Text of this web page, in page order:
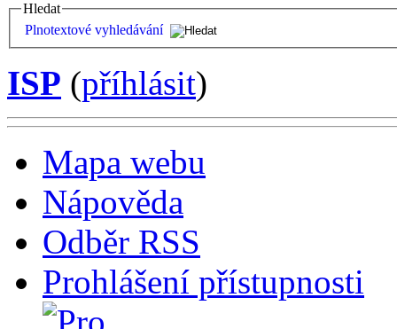
Hledat
Plnotextové vyhledávání
ISP (příhlásit)
Mapa webu
Nápověda
Odběr RSS
Prohlášení přístupnosti